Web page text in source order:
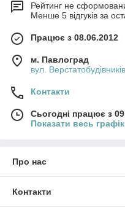
Рейтинг не
Менше 5 відгуків за
Працює з 08.06.2012
м. Павлоград
вул.
Контакти
Сьогодні працює з
Показати весь
Про нас
Контакти